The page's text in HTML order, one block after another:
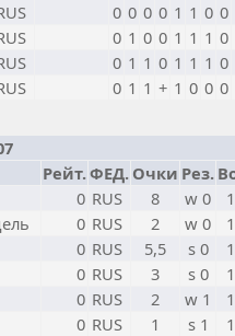
0 0 0 0 1 1 0 0
0 1 0 0 1 1 1 0
0 1 1 0 1 1 1 0
0 1 1 + 1 0 0 0
Рейт.ФЕД. Очки Рез.
0 RUS 8 w 0
1
0 RUS 2 w 0
1
0 RUS 5,5 s 0
1
0 RUS 3 s 0
1
0 RUS 2 w 1
1
0 RUS 1 s 1
1